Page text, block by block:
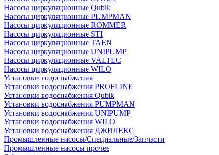
Насосы циркуляционные Qubik
Насосы циркуляционные PUMPMAN
Насосы циркуляционные ROMMER
Насосы циркуляционные STI
Насосы циркуляционные TAEN
Насосы циркуляционные UNIPUMP
Насосы циркуляционные VALTEC
Насосы циркуляционные WILO
Установки водоснабжения
Установки водоснабжения PROFLINE
Установки водоснабжения Qubik
Установки водоснабжения PUMPMAN
Установки водоснабжения UNIPUMP
Установки водоснабжения WILO
Установки водоснабжения ДЖИЛЕКС
Промышленные насосы/Специальные/Запчасти
Промышленные насосы прочее